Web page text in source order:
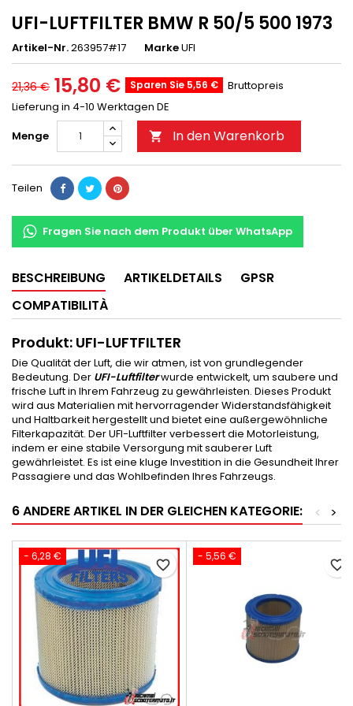
UFI-LUFTFILTER BMW R 50/5 500 1973
Artikel-Nr.263957#17 MarkeUFI
21,36 € 15,80 € Sparen Sie 5,56 €
Bruttopreis
Lieferung in 4-10 Werktagen DE
Menge
 In den Warenkorb
Teilen
Fragen Sie nach dem Produkt über WhatsApp
BESCHREIBUNG ARTIKELDETAILS
GPSR
COMPATIBILITÀ
Produkt: UFI-LUFTFILTER
Die Qualität der Luft, die wir atmen, ist von grundlegender
Bedeutung. Der UFI-Luftfilterwurde entwickelt, um saubere und
frische Luft in Ihrem Fahrzeug zu gewährleisten. Dieses Produkt
wird aus Materialien mit hervorragender Widerstandsfähigkeit
und Haltbarkeit hergestellt und bietet eine außergewöhnliche
Filterkapazität. Der UFI-Luftfilter verbessert die Motorleistung,
indem er eine stabile Versorgung mit sauberer Luft
gewährleistet. Es ist eine kluge Investition in die Gesundheit Ihrer
Passagiere und das Wohlbefinden Ihres Fahrzeugs.
6 ANDERE ARTIKEL IN DER GLEICHEN KATEGORIE: >
<
- 6,28 €
favorite_border
- 5,56 €
favorite_border